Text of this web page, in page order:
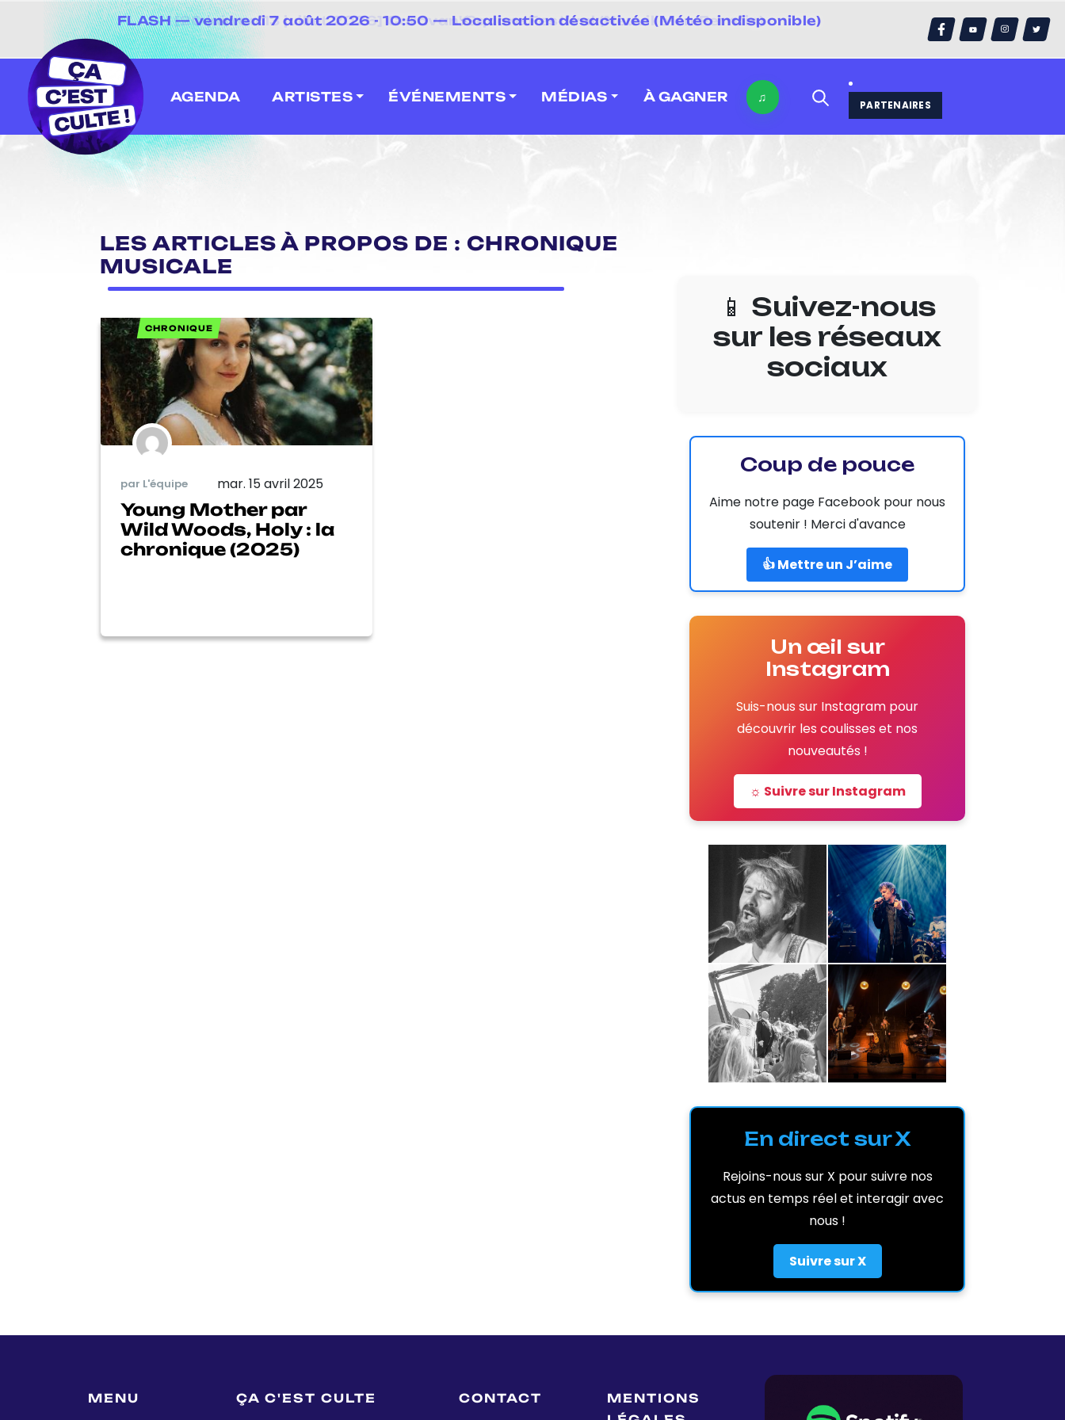
⚡
FLASH — vendredi 7 août 2026 - 10:50 — Localisation désactivée (Météo indisponible)
[20 juin au 13 juillet 2026] Caravan' Square Festival (Neuville-en-Ferrain)
AGENDA ARTISTES ÉVÉNEMENTS MÉDIAS À GAGNER ♫
PARTENAIRES
LES ARTICLES À PROPOS DE : CHRONIQUE
MUSICALE
CHRONIQUE
par L'équipe mar. 15 avril 2025
Young Mother par
Wild Woods, Holy : la
chronique (2025)
📱 Suivez-nous
sur les réseaux
sociaux
Coup de pouce
Aime notre page Facebook pour nous
soutenir ! Merci d'avance
👍 Mettre un J’aime
Un œil sur
Instagram
Suis-nous sur Instagram pour
découvrir les coulisses et nos
nouveautés !
☼ Suivre sur Instagram
En direct sur X
Rejoins-nous sur X pour suivre nos
actus en temps réel et interagir avec
nous !
Suivre sur X
MENU ÇA C'EST CULTE CONTACT
MENTIONS